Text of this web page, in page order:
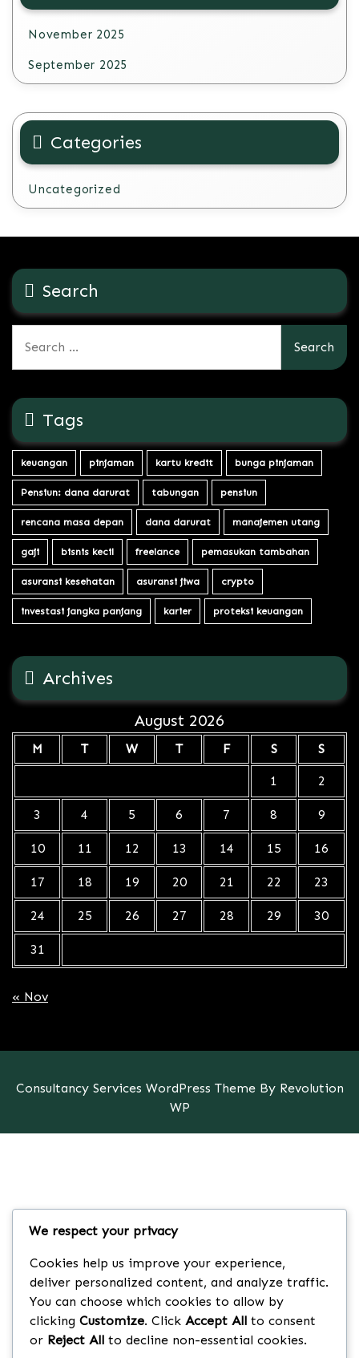
November 2025
September 2025
Categories
Uncategorized
Search
for:
Tags
keuangan pinjaman kartu kredit bunga pinjaman
Pensiun: dana darurat tabungan pensiun
rencana masa depan dana darurat manajemen utang
gaji bisnis kecil freelance pemasukan tambahan
asuransi kesehatan asuransi jiwa crypto
investasi jangka panjang karier proteksi keuangan
Archives
August 2026
M T W T F S S
1 2
3 4 5 6 7 8 9
10 11 12 13 14 15 16
17 18 19 20 21 22 23
24 25 26 27 28 29 30
31
« Nov
Consultancy Services WordPress Theme By Revolution
WP
We respect your privacy
Cookies help us improve your experience,
deliver personalized content, and analyze traffic.
You can choose which cookies to allow by
clicking Customize. Click Accept All to consent
or Reject All to decline non-essential cookies.